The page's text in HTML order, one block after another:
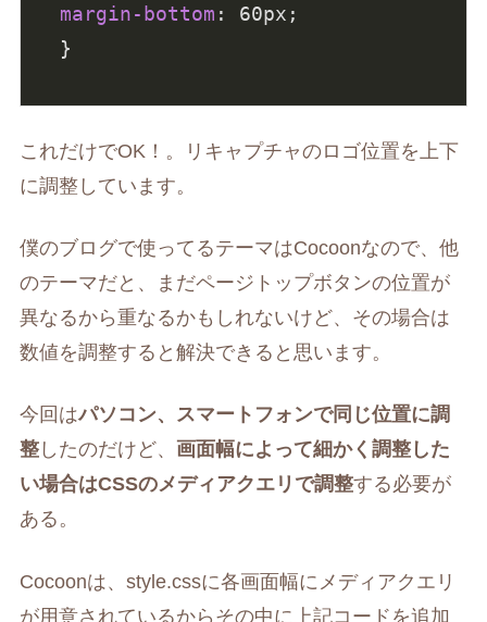
margin-bottom : 60px ;
}
これだけでOK！。リキャプチャのロゴ位置を上下
に調整しています。
僕のブログで使ってるテーマはCocoonなので、他
のテーマだと、まだページトップボタンの位置が
異なるから重なるかもしれないけど、その場合は
数値を調整すると解決できると思います。
今回はパソコン、スマートフォンで同じ位置に調
整 したのだけど、 画面幅によって細かく調整した
い場合はCSSのメディアクエリで調整する必要が
ある。
Cocoonは、style.cssに各画面幅にメディアクエリ
が用意されているからその中に上記コードを追加